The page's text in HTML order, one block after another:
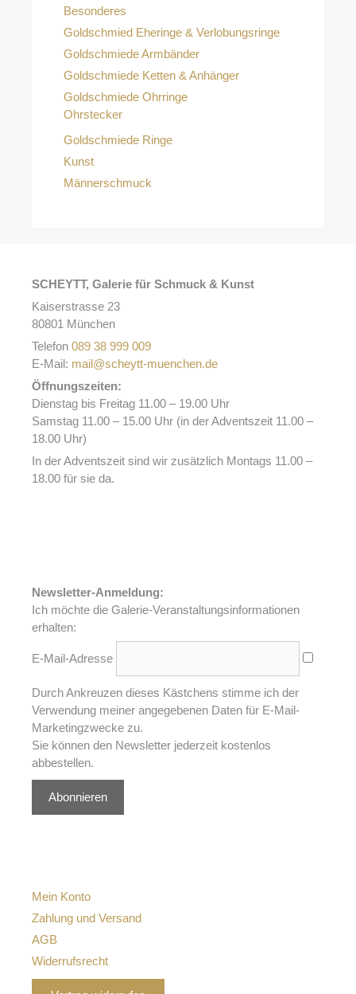
Besonderes
Goldschmied Eheringe & Verlobungsringe
Goldschmiede Armbänder
Goldschmiede Ketten & Anhänger
Goldschmiede Ohrringe
Ohrstecker
Goldschmiede Ringe
Kunst
Männerschmuck
SCHEYTT, Galerie für Schmuck & Kunst
Kaiserstrasse 23
80801 München
Telefon 089 38 999 009
E-Mail: mail@scheytt-muenchen.de
Öffnungszeiten:
Dienstag bis Freitag 11.00 – 19.00 Uhr
Samstag 11.00 – 15.00 Uhr (in der Adventszeit 11.00 –
18.00 Uhr)
In der Adventszeit sind wir zusätzlich Montags 11.00 –
18.00 für sie da.
Newsletter-Anmeldung:
Ich möchte die Galerie-Veranstaltungsinformationen
erhalten:
E-Mail-Adresse
Durch Ankreuzen dieses Kästchens stimme ich der
Verwendung meiner angegebenen Daten für E-Mail-
Marketingzwecke zu.
Sie können den Newsletter jederzeit kostenlos
abbestellen.
Abonnieren
Mein Konto
Zahlung und Versand
AGB
Widerrufsrecht